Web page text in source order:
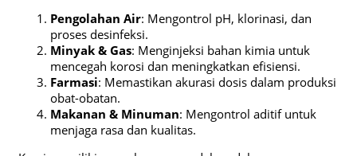
Pengolahan Air: Mengontrol pH, klorinasi, dan
proses desinfeksi.
Minyak & Gas: Menginjeksi bahan kimia untuk
mencegah korosi dan meningkatkan efisiensi.
Farmasi: Memastikan akurasi dosis dalam produksi
obat-obatan.
Makanan & Minuman: Mengontrol aditif untuk
menjaga rasa dan kualitas.